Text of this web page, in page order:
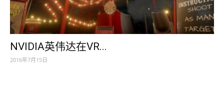
NVIDIA英伟达在VR...
2016年7月15日